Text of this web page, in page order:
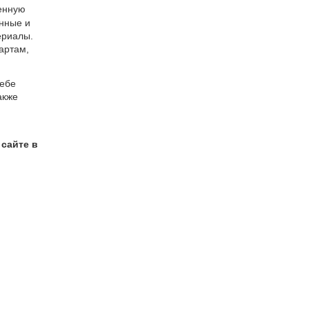
и
в